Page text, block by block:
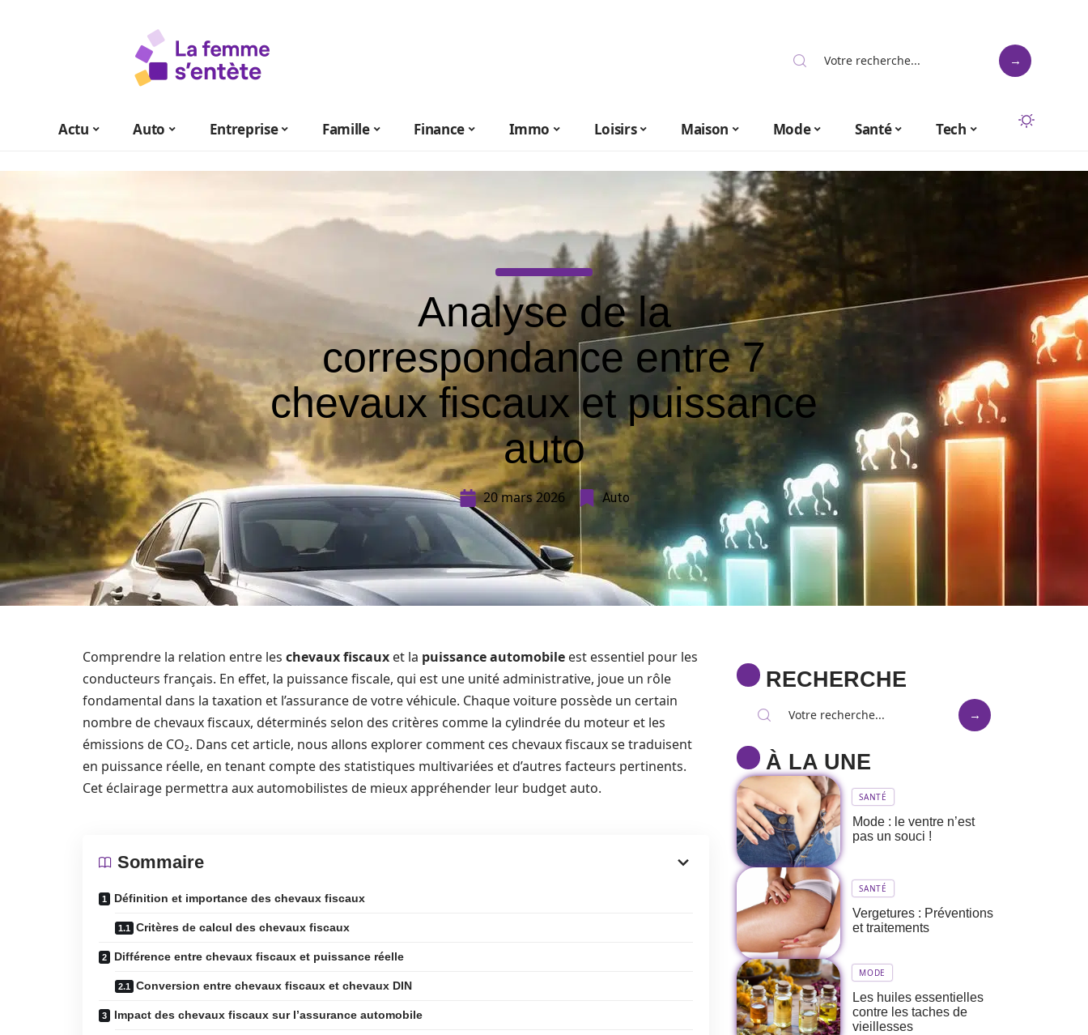
Actu Auto Entreprise Famille Finance Immo Loisirs Maison Mode Santé Tech
Analyse de la
correspondance entre 7
chevaux fiscaux et puissance
auto
20 mars 2026 Auto
Comprendre la relation entre les chevaux fiscaux et la puissance automobile est essentiel pour les
conducteurs français. En effet, la puissance fiscale, qui est une unité administrative, joue un rôle
fondamental dans la taxation et l’assurance de votre véhicule. Chaque voiture possède un certain
nombre de chevaux fiscaux, déterminés selon des critères comme la cylindrée du moteur et les
émissions de CO₂. Dans cet article, nous allons explorer comment ces chevaux fiscaux se traduisent
en puissance réelle, en tenant compte des statistiques multivariées et d’autres facteurs pertinents.
Cet éclairage permettra aux automobilistes de mieux appréhender leur budget auto.
Sommaire
Définition et importance des chevaux fiscaux
Critères de calcul des chevaux fiscaux
Différence entre chevaux fiscaux et puissance réelle
Conversion entre chevaux fiscaux et chevaux DIN
Impact des chevaux fiscaux sur l’assurance automobile
RECHERCHE
À LA UNE
SANTÉ
Mode : le ventre n’est
pas un souci !
SANTÉ
Vergetures : Préventions
et traitements
MODE
Les huiles essentielles
contre les taches de
vieillesses